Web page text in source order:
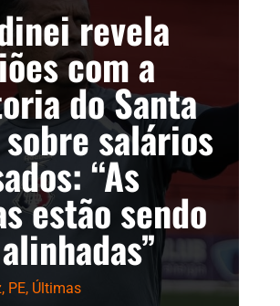
revela
com a
do Santa
salários
“As
estão sendo
, PE, Últimas